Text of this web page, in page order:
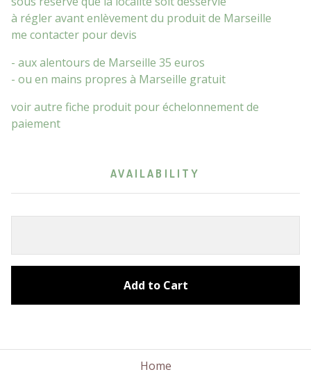
à régler avant enlèvement du produit de Marseille
me contacter pour devis
- aux alentours de Marseille 35 euros
- ou en mains propres à Marseille gratuit
voir autre fiche produit pour échelonnement de
paiement
AVAILABILITY
Add to Cart
Home